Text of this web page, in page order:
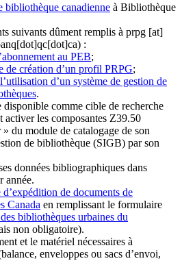
bibliothèque canadienne à Bibliothèque
suivants dûment remplis à prpg [at]
:
au PEB;
de création d’un profil PRPG;
d’un système de gestion de
.
disponible comme cible de recherche
activer les composantes Z39.50
du module de catalogage de son
de bibliothèque (SIGB) par son
données bibliographiques dans
année.
d’expédition de documents de
Canada en remplissant le formulaire
bibliothèques urbaines du
non obligatoire).
et le matériel nécessaires à
enveloppes ou sacs d’envoi,